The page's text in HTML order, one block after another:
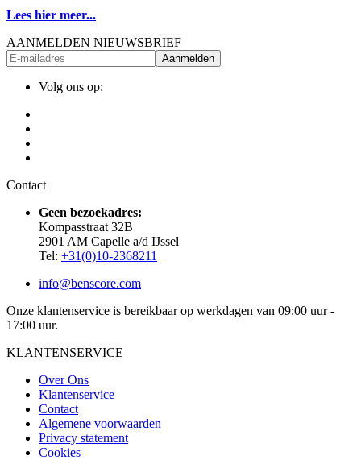
Lees hier meer...
AANMELDEN NIEUWSBRIEF
Aanmelden
Volg ons op:
Contact
Geen bezoekadres:
Kompasstraat 32B
2901 AM Capelle a/d IJssel
Tel: +31(0)10-2368211
info@benscore.com
Onze klantenservice is bereikbaar op werkdagen van 09:00 uur -
17:00 uur.
KLANTENSERVICE
Over Ons
Klantenservice
Contact
Algemene voorwaarden
Privacy statement
Cookies